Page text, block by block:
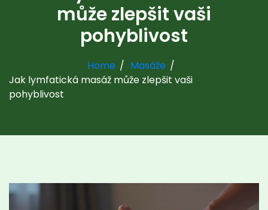
může zlepšit vaši
pohyblivost
Home
Masáže
Jak lymfatická masáž může zlepšit vaši
pohyblivost